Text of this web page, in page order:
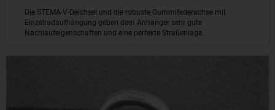
Die STEMA-V-Deichsel und die robuste Gummifederachse mit
Einzelradaufhängung geben dem Anhänger sehr gute
Nachlaufeigenschaften und eine perfekte Straßenlage.